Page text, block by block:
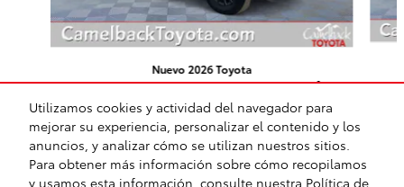
Utilizamos cookies y actividad del navegador para
mejorar su experiencia, personalizar el contenido y los
anuncios, y analizar cómo se utilizan nuestros sitios.
Para obtener más información sobre cómo recopilamos
y usamos esta información, consulte nuestra Política de
Nuevo 2026 Toyota
4Runner SR5 SUV 8-Speed
Automatic w/OD 4x4
$47,347